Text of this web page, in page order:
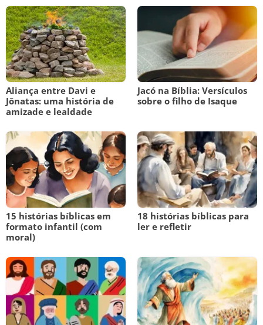
Aliança entre Davi e
Jônatas: uma história de
amizade e lealdade
Jacó na Bíblia: Versículos
sobre o filho de Isaque
15 histórias bíblicas em
formato infantil (com
moral)
18 histórias bíblicas para
ler e refletir